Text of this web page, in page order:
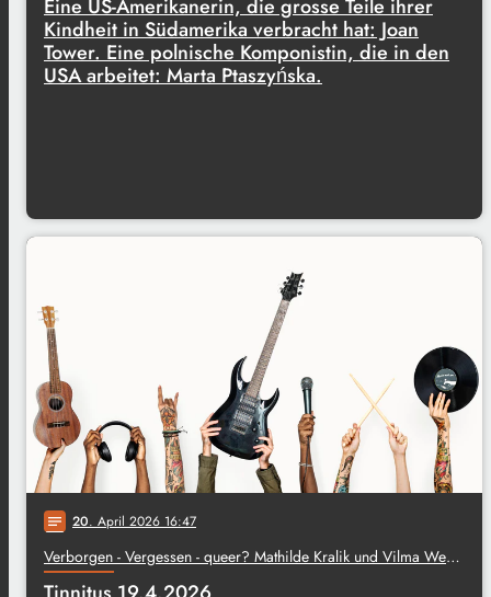
Eine US-Amerikanerin, die grosse Teile ihrer
Kindheit in Südamerika verbracht hat: Joan
Tower. Eine polnische Komponistin, die in den
USA arbeitet: Marta Ptaszyńska.
notes 20. April 2026 16:47
Verborgen - Vergessen - queer? Mathilde Kralik und Vilma Webenau.